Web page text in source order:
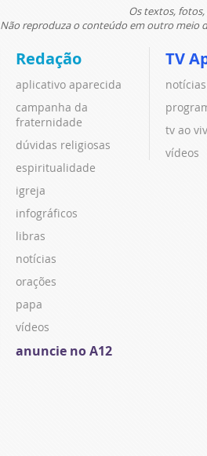
Os textos,
Não reproduza o conteúdo em outro meio
Redação
aplicativo aparecida
campanha da
fraternidade
dúvidas religiosas
espiritualidade
igreja
infográficos
libras
notícias
orações
papa
vídeos
anuncie no A12
TV
notícias
tv ao
vídeos